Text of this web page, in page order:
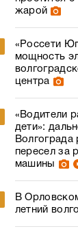
жарой
«Россети
мощность
центра
«Водители
дети»:
Волгограда
пересел за
машины
В
летний